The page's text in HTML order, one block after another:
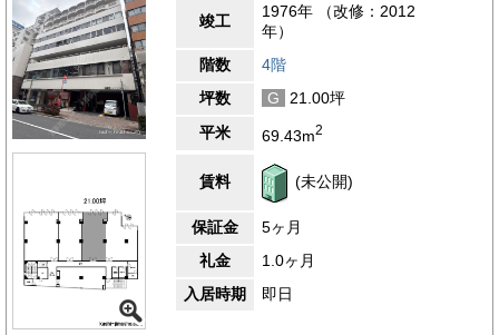
竣工
1976年 （改修：2012
年）
階数
4階
坪数
G
21.00坪
平米
69.43m2
賃料 (未公開)
保証金
5ヶ月
礼金
1.0ヶ月
入居時期
即日